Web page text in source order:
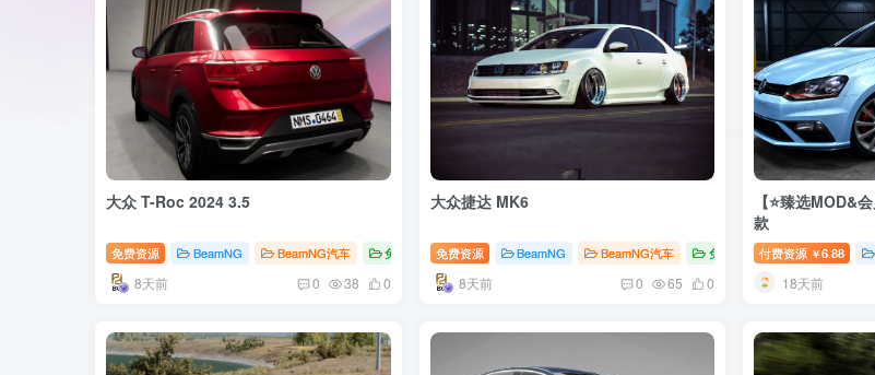
大众 T-Roc 2024 3.5
免费资源 BeamNG BeamNG汽车 免费MOD
8天前 0 38 0
大众捷达 MK6
免费资源 BeamNG BeamNG汽车 免费MOD
8天前 0 65 0
【⭐臻选MOD&
款
付费资源 ￥6.88
18天前